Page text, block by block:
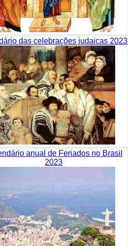
das celebrações judaicas 2023
anual de Feriados no Brasil
2023